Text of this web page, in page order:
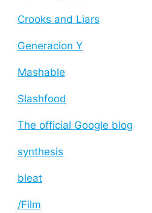
Crooks and Liars
Generacion Y
Mashable
Slashfood
The official Google blog
synthesis
bleat
/Film